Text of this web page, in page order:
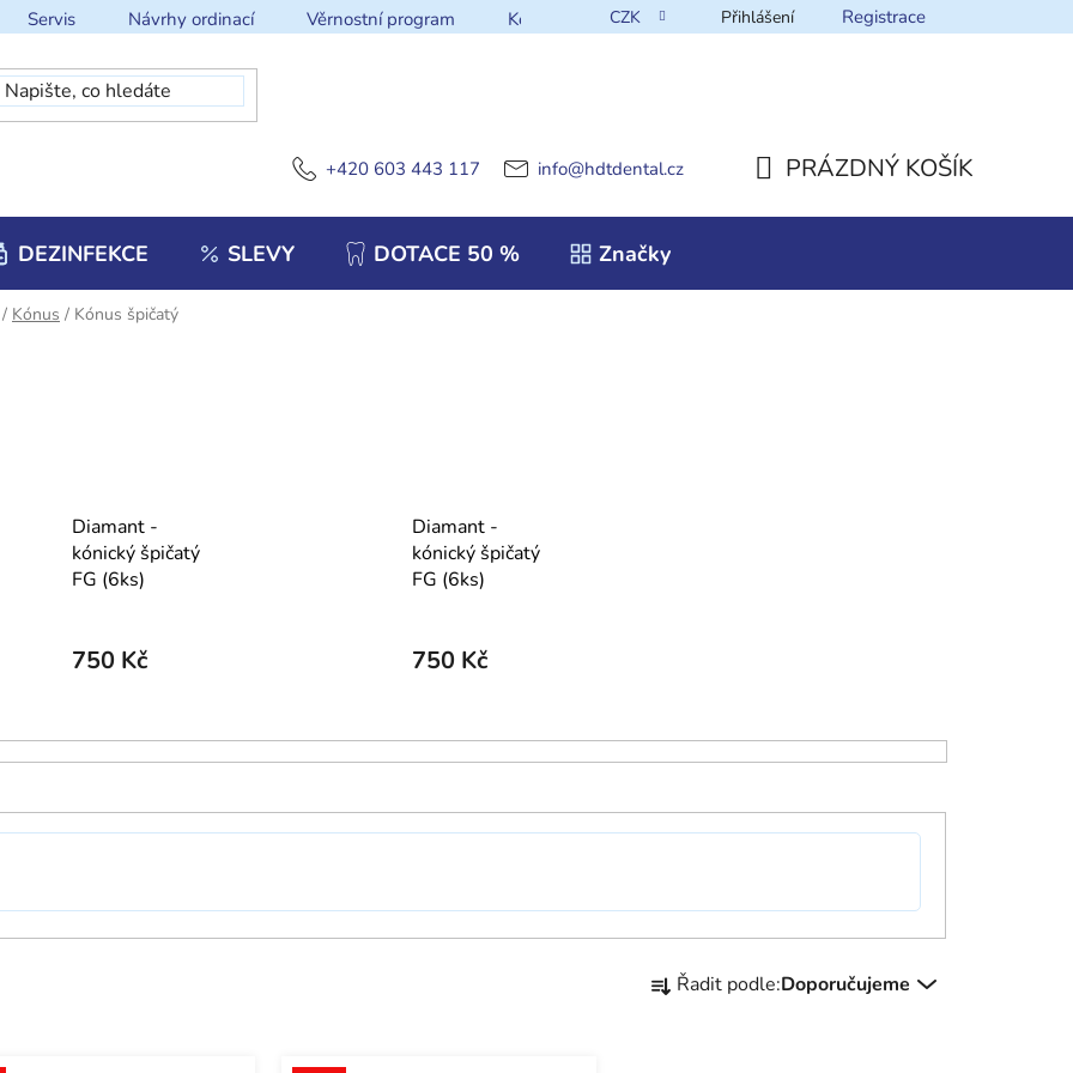
Servis Návrhy ordinací Věrnostní program Kontakt CZK Přihlášení Registrace
+420 603 443 117 info@hdtdental.cz PRÁZDNÝ KOŠÍK
DEZINFEKCE SLEVY DOTACE 50 % Značky
/ Kónus / Kónus špičatý
Diamant -
kónický špičatý
FG (6ks)
750 Kč
Diamant -
kónický špičatý
FG (6ks)
750 Kč
a Řadit podle:Doporučujeme